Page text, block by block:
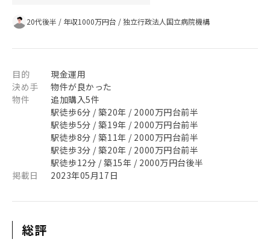
20代後半 / 年収1000万円台 /独立行政法人国立病院機構
目的
現金運用
決め手
物件が良かった
物件
追加購入5件
駅徒歩6分 / 築20年 / 2000万円台前半
駅徒歩5分 / 築19年 / 2000万円台前半
駅徒歩8分 / 築11年 / 2000万円台前半
駅徒歩3分 / 築20年 / 2000万円台前半
駅徒歩12分 / 築15年 / 2000万円台後半
掲載日
2023年05月17日
総評